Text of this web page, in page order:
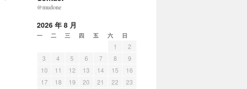
@mudone
2026 年 8 月
一 二 三 四 五 六 日
1
2
3
4 5 6 7 8
9
10
11 12 13 14 15
16
17
18 19 20 21 22
23